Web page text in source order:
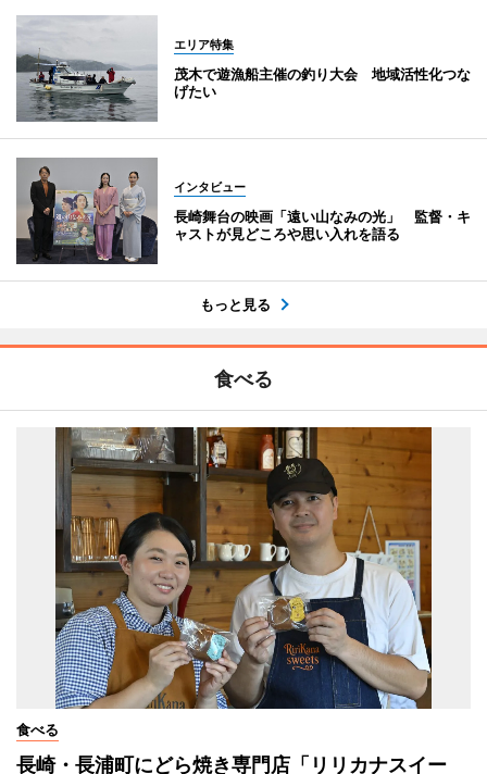
エリア特集
茂木で遊漁船主催の釣り大会 地域活性化つな
げたい
インタビュー
長崎舞台の映画「遠い山なみの光」 監督・キ
ャストが見どころや思い入れを語る
もっと見る
食べる
食べる
長崎・長浦町にどら焼き専門店「リリカナスイー